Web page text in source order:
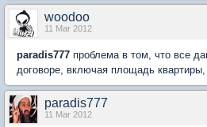
woodoo
11 Mar 2012
paradis777 проблема в том, что все
договоре, включая площадь
paradis777
11 Mar 2012